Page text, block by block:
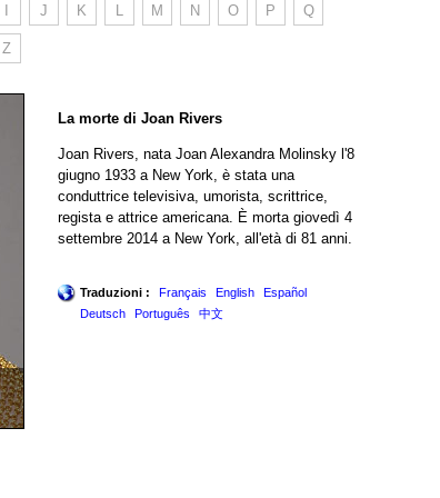
J K L M N O P Q
Z
La morte di Joan Rivers
Joan Rivers, nata Joan Alexandra Molinsky l'8
giugno 1933 a New York, è stata una
conduttrice televisiva, umorista, scrittrice,
regista e attrice americana. È morta giovedì 4
settembre 2014 a New York, all'età di 81 anni.
Traduzioni : Français English
Español
Deutsch
Português 中文